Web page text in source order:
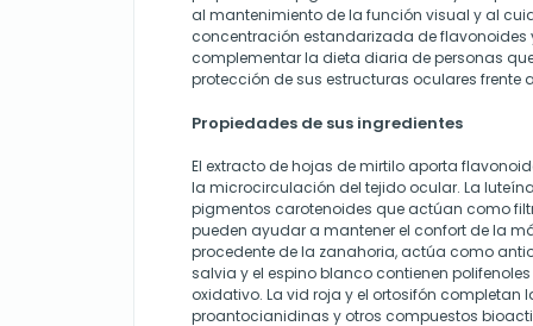
al mantenimiento de la función visual y al
concentración estandarizada de flavonoides
complementar la dieta diaria de personas
protección de sus estructuras oculares frente
Propiedades de sus ingredientes
El extracto de hojas de mirtilo aporta
la microcirculación del tejido ocular. La
pigmentos carotenoides que actúan como
pueden ayudar a mantener el confort de la
procedente de la zanahoria, actúa como
salvia y el espino blanco contienen
oxidativo. La vid roja y el ortosifón completan
proantocianidinas y otros compuestos